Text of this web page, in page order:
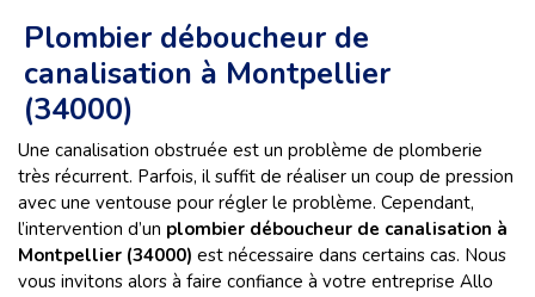
Plombier déboucheur de
canalisation à Montpellier
(34000)
Une canalisation obstruée est un problème de plomberie
très récurrent. Parfois, il suffit de réaliser un coup de pression
avec une ventouse pour régler le problème. Cependant,
l’intervention d’un plombier déboucheur de canalisation à
Montpellier (34000) est nécessaire dans certains cas. Nous
vous invitons alors à faire confiance à votre entreprise Allo